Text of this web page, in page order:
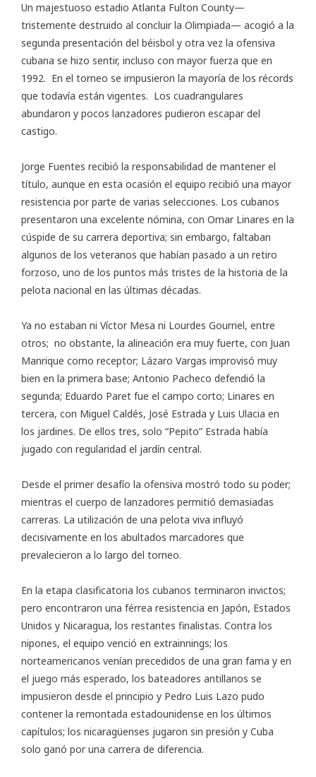
Un majestuoso estadio Atlanta Fulton County—
tristemente destruido al concluir la Olimpiada— acogió a la
segunda presentación del béisbol y otra vez la ofensiva
cubana se hizo sentir, incluso con mayor fuerza que en
1992. En el torneo se impusieron la mayoría de los récords
que todavía están vigentes. Los cuadrangulares
abundaron y pocos lanzadores pudieron escapar del
castigo.
Jorge Fuentes recibió la responsabilidad de mantener el
título, aunque en esta ocasión el equipo recibió una mayor
resistencia por parte de varias selecciones. Los cubanos
presentaron una excelente nómina, con Omar Linares en la
cúspide de su carrera deportiva; sin embargo, faltaban
algunos de los veteranos que habían pasado a un retiro
forzoso, uno de los puntos más tristes de la historia de la
pelota nacional en las últimas décadas.
Ya no estaban ni Víctor Mesa ni Lourdes Gourriel, entre
otros; no obstante, la alineación era muy fuerte, con Juan
Manrique como receptor; Lázaro Vargas improvisó muy
bien en la primera base; Antonio Pacheco defendió la
segunda; Eduardo Paret fue el campo corto; Linares en
tercera, con Miguel Caldés, José Estrada y Luis Ulacia en
los jardines. De ellos tres, solo “Pepito” Estrada había
jugado con regularidad el jardín central.
Desde el primer desafío la ofensiva mostró todo su poder;
mientras el cuerpo de lanzadores permitió demasiadas
carreras. La utilización de una pelota viva influyó
decisivamente en los abultados marcadores que
prevalecieron a lo largo del torneo.
En la etapa clasificatoria los cubanos terminaron invictos;
pero encontraron una férrea resistencia en Japón, Estados
Unidos y Nicaragua, los restantes finalistas. Contra los
nipones, el equipo venció en extrainnings; los
norteamericanos venían precedidos de una gran fama y en
el juego más esperado, los bateadores antillanos se
impusieron desde el principio y Pedro Luis Lazo pudo
contener la remontada estadounidense en los últimos
capítulos; los nicaragüenses jugaron sin presión y Cuba
solo ganó por una carrera de diferencia.